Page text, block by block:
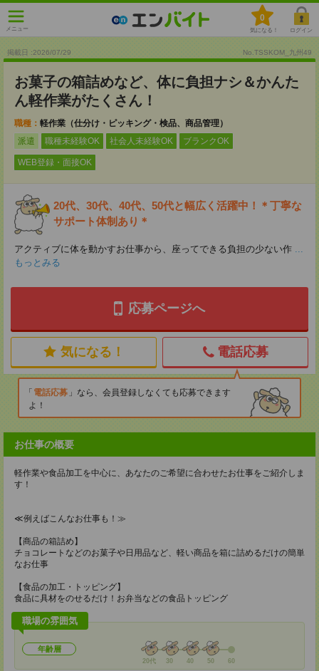
メニュー
0
気になる！ ログイン
掲載日 :2026/07/29 No.TSSKOM_九州49
お菓子の箱詰めなど、体に負担ナシ＆かんた
ん軽作業がたくさん！
職種： 軽作業（仕分け・ピッキング・検品、商品管理）
派遣
職種未経験OK 社会人未経験OK ブランクOK
WEB登録・面接OK
20代、30代、40代、50代と幅広く活躍中！＊丁寧な
サポート体制あり＊
アクティブに体を動かすお仕事から、座ってできる負担の少ない作 ...
もっとみる
応募ページへ
気になる！ 電話応募
電話応募
なら、会員登録しなくても応募できます
よ！
お仕事の概要
軽作業や食品加工を中心に、あなたのご希望に合わせたお仕事をご紹介しま
す！
≪例えばこんなお仕事も！≫
【商品の箱詰め】
チョコレートなどのお菓子や日用品など、軽い商品を箱に詰めるだけの簡単
なお仕事
【食品の加工・トッピング】
食品に具材をのせるだけ！お弁当などの食品トッピング
職場の雰囲気
年齢層
20代 30 40 50 60